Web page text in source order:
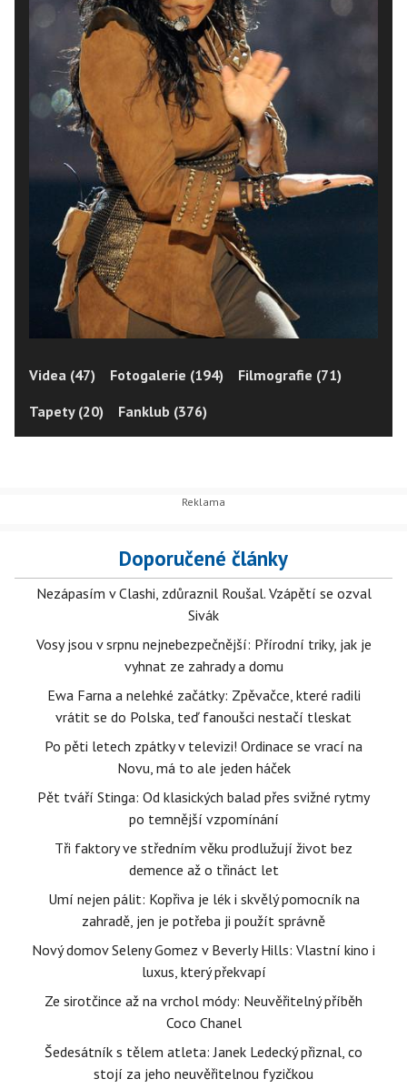
Videa (47) Fotogalerie (194)
Filmografie (71)
Tapety (20)
Fanklub (376)
Doporučené články
Nezápasím v Clashi, zdůraznil Roušal. Vzápětí se ozval
Sivák
Vosy jsou v srpnu nejnebezpečnější: Přírodní triky, jak je
vyhnat ze zahrady a domu
Ewa Farna a nelehké začátky: Zpěvačce, které radili
vrátit se do Polska, teď fanoušci nestačí tleskat
Po pěti letech zpátky v televizi! Ordinace se vrací na
Novu, má to ale jeden háček
Pět tváří Stinga: Od klasických balad přes svižné rytmy
po temnější vzpomínání
Tři faktory ve středním věku prodlužují život bez
demence až o třináct let
Umí nejen pálit: Kopřiva je lék i skvělý pomocník na
zahradě, jen je potřeba ji použít správně
Nový domov Seleny Gomez v Beverly Hills: Vlastní kino i
luxus, který překvapí
Ze sirotčince až na vrchol módy: Neuvěřitelný příběh
Coco Chanel
Šedesátník s tělem atleta: Janek Ledecký přiznal, co
stojí za jeho neuvěřitelnou fyzičkou